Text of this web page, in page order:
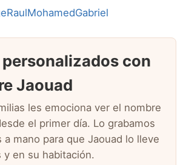
RaulMohamedGabriel
personalizados con
Jaouad
les emociona ver el nombre
el primer día. Lo grabamos
mano para que Jaouad lo lleve
y en su habitación.